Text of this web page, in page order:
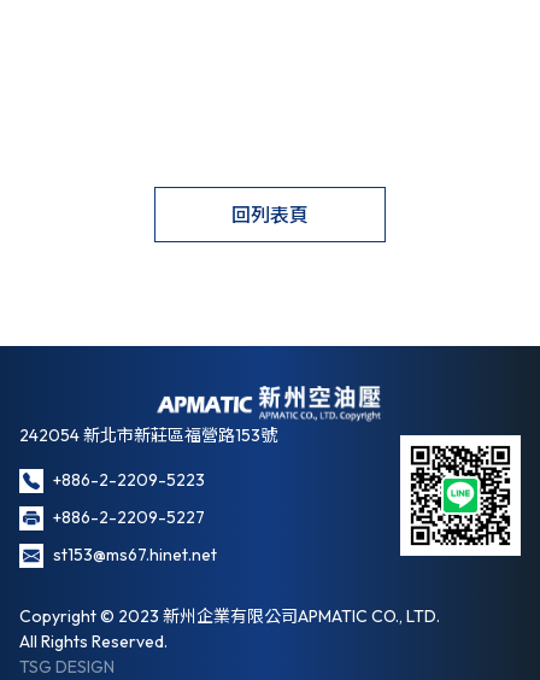
回列表頁
242054 新北市新莊區福營路153號
+886-2-2209-5223
+886-2-2209-5227
st153@ms67.hinet.net
Copyright © 2023 新州企業有限公司APMATIC CO., LTD.
All Rights Reserved.
TSG DESIGN